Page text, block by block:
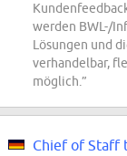
werden BWL-/
Lösungen und
verhandelbar,
möglich.”
Chief of Staff